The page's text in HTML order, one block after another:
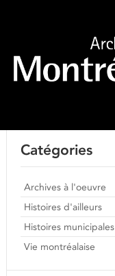
Catégories
Archives à l'oeuvre
Histoires d'ailleurs
Histoires municipales
Vie montréalaise